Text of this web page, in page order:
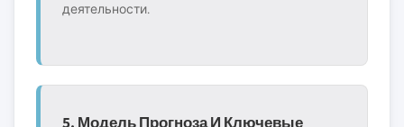
деятельности.
5. Модель Прогноза И Ключевые